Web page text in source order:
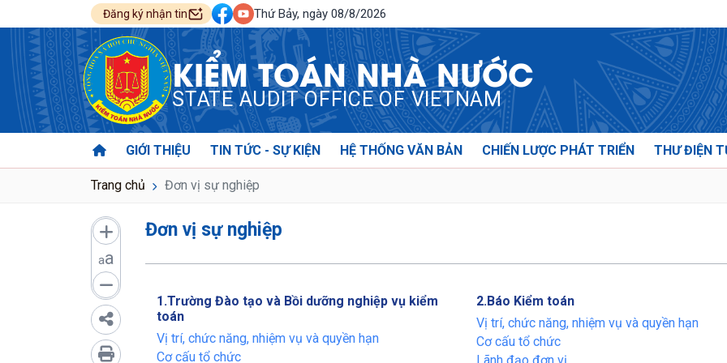
Đăng ký nhận tin Thứ Bảy, ngày 08/8/2026
KIỂM TOÁN NHÀ NƯỚC
STATE AUDIT OFFICE OF VIETNAM
GIỚI THIỆU TIN TỨC - SỰ KIỆN HỆ THỐNG VĂN BẢN CHIẾN LƯỢC PHÁT TRIỂN THƯ ĐIỆN
Trang chủ Đơn vị sự nghiệp
aa
Đơn vị sự nghiệp
1.Trường Đào tạo và Bồi dưỡng nghiệp vụ kiểm
toán
Vị trí, chức năng, nhiệm vụ và quyền hạn
Cơ cấu tổ chức
2.Báo Kiểm toán
Vị trí, chức năng, nhiệm vụ và quyền hạn
Cơ cấu tổ chức